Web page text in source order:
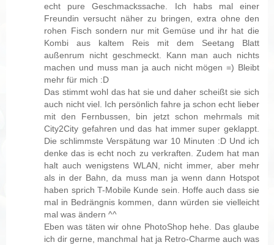
echt pure Geschmackssache. Ich habs mal einer
Freundin versucht näher zu bringen, extra ohne den
rohen Fisch sondern nur mit Gemüse und ihr hat die
Kombi aus kaltem Reis mit dem Seetang Blatt
außenrum nicht geschmeckt. Kann man auch nichts
machen und muss man ja auch nicht mögen =) Bleibt
mehr für mich :D
Das stimmt wohl das hat sie und daher scheißt sie sich
auch nicht viel. Ich persönlich fahre ja schon echt lieber
mit den Fernbussen, bin jetzt schon mehrmals mit
City2City gefahren und das hat immer super geklappt.
Die schlimmste Verspätung war 10 Minuten :D Und ich
denke das is echt noch zu verkraften. Zudem hat man
halt auch wenigstens WLAN, nicht immer, aber mehr
als in der Bahn, da muss man ja wenn dann Hotspot
haben sprich T-Mobile Kunde sein. Hoffe auch dass sie
mal in Bedrängnis kommen, dann würden sie vielleicht
mal was ändern ^^
Eben was täten wir ohne PhotoShop hehe. Das glaube
ich dir gerne, manchmal hat ja Retro-Charme auch was